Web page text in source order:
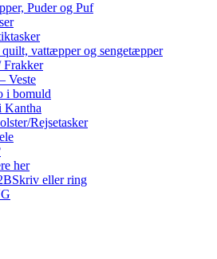
Puder og Puf
quilt, vattæpper og sengetæpper
Frakker
Veste
i bomuld
Kantha
Rejsetasker
her
Skriv eller ring